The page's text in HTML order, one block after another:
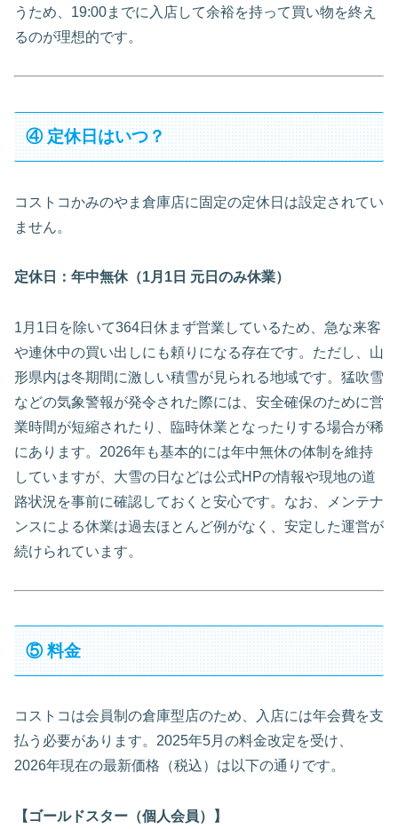
うため、19:00までに入店して余裕を持って買い物を終え
るのが理想的です。
④ 定休日はいつ？
コストコかみのやま倉庫店に固定の定休日は設定されてい
ません。
定休日：年中無休（1月1日 元日のみ休業）
1月1日を除いて364日休まず営業しているため、急な来客
や連休中の買い出しにも頼りになる存在です。ただし、山
形県内は冬期間に激しい積雪が見られる地域です。猛吹雪
などの気象警報が発令された際には、安全確保のために営
業時間が短縮されたり、臨時休業となったりする場合が稀
にあります。2026年も基本的には年中無休の体制を維持
していますが、大雪の日などは公式HPの情報や現地の道
路状況を事前に確認しておくと安心です。なお、メンテナ
ンスによる休業は過去ほとんど例がなく、安定した運営が
続けられています。
⑤ 料金
コストコは会員制の倉庫型店のため、入店には年会費を支
払う必要があります。2025年5月の料金改定を受け、
2026年現在の最新価格（税込）は以下の通りです。
【ゴールドスター（個人会員）】